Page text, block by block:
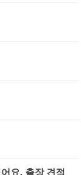
요. 출장 견적